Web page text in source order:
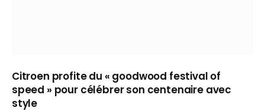
Citroen profite du « goodwood festival of
speed » pour célébrer son centenaire avec
style